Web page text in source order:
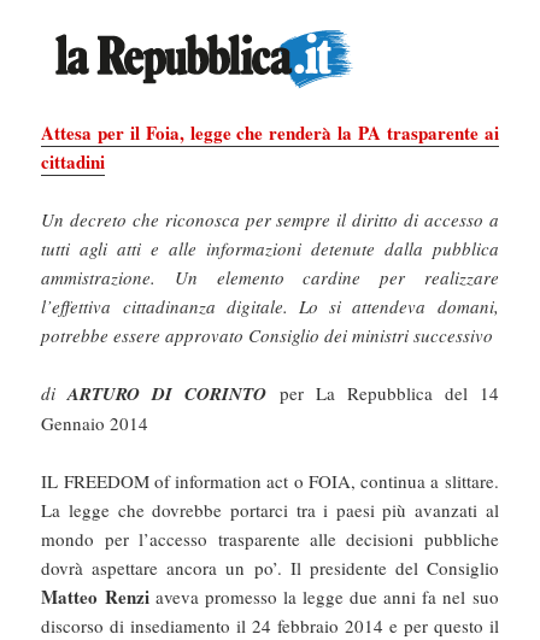
Attesa per il Foia, legge che renderà la PA trasparente ai
cittadini
Un decreto che riconosca per sempre il diritto di accesso a
tutti agli atti e alle informazioni detenute dalla pubblica
ammistrazione. Un elemento cardine per realizzare
l’effettiva cittadinanza digitale. Lo si attendeva domani,
potrebbe essere approvato Consiglio dei ministri successivo
diARTURO DI CORINTO per La Repubblica del 14
Gennaio 2014
IL FREEDOM of information act o FOIA, continua a slittare.
La legge che dovrebbe portarci tra i paesi più avanzati al
mondo per l’accesso trasparente alle decisioni pubbliche
dovrà aspettare ancora un po’. Il presidente del Consiglio
Matteo Renziaveva promesso la legge due anni fa nel suo
discorso di insediamento il 24 febbraio 2014 e per questo il